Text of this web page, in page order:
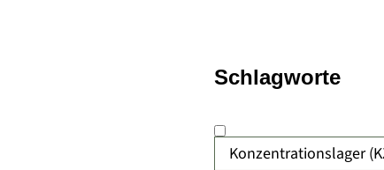
Konzentrationslager
Schlagworte